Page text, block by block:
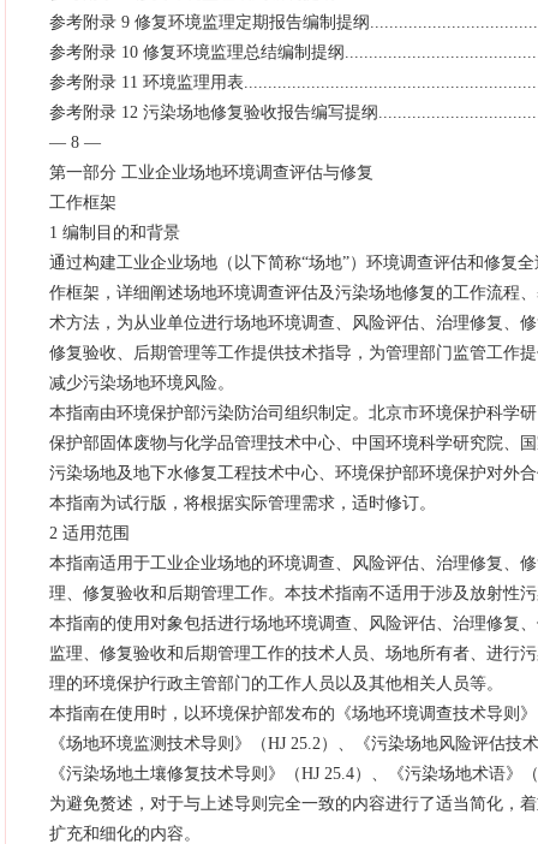
参考附录 9 修复环境监理定期报告编制提纲
参考附录 10 修复环境监理总结编制提纲
参考附录 11 环境监理用表
参考附录 12 污染场地修复验收报告编写提纲
— 8 —
第一部分 工业企业场地环境调查评估与修复
工作框架
1 编制目的和背景
通过构建工业企业场地（以下简称“场地”）环境调查评估和修复全
作框架，详细阐述场地环境调查评估及污染场地修复的工作流程
术方法，为从业单位进行场地环境调查、风险评估、治理修复、
修复验收、后期管理等工作提供技术指导，为管理部门监管工作
减少污染场地环境风险。
本指南由环境保护部污染防治司组织制定。北京市环境保护科学
保护部固体废物与化学品管理技术中心、中国环境科学研究院、
污染场地及地下水修复工程技术中心、环境保护部环境保护对外
本指南为试行版，将根据实际管理需求，适时修订。
2 适用范围
本指南适用于工业企业场地的环境调查、风险评估、治理修复、
理、修复验收和后期管理工作。本技术指南不适用于涉及放射性
本指南的使用对象包括进行场地环境调查、风险评估、治理修复
监理、修复验收和后期管理工作的技术人员、场地所有者、进行
理的环境保护行政主管部门的工作人员以及其他相关人员等。
本指南在使用时，以环境保护部发布的《场地环境调查技术导则》
《场地环境监测技术导则》（HJ 25.2）、《污染场地风险评估技
《污染场地土壤修复技术导则》（HJ 25.4）、《污染场地术语》
为避免赘述，对于与上述导则完全一致的内容进行了适当简化，
扩充和细化的内容。